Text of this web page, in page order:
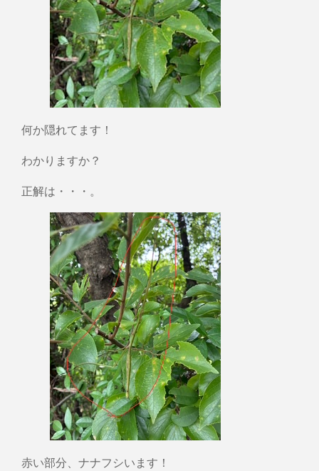
何か隠れてます！
わかりますか？
正解は・・・。
赤い部分、ナナフシいます！